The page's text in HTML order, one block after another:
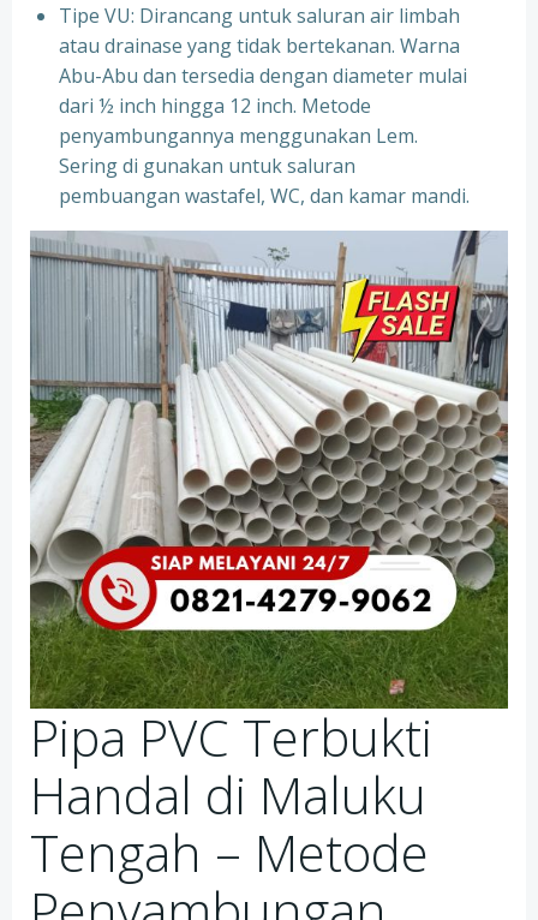
Tipe VU: Dirancang untuk saluran air limbah
atau drainase yang tidak bertekanan. Warna
Abu-Abu dan tersedia dengan diameter mulai
dari ½ inch hingga 12 inch. Metode
penyambungannya menggunakan Lem.
Sering di gunakan untuk saluran
pembuangan wastafel, WC, dan kamar mandi.
Pipa PVC Terbukti
Handal di Maluku
Tengah – Metode